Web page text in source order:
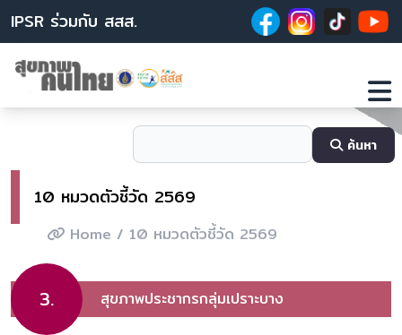
IPSR ร่วมกับ สสส.
ค้นหา
10 หมวดตัวชี้วัด 2569
Home / 10 หมวดตัวชี้วัด 2569
3. สุขภาพประชากรกลุ่มเปราะบาง